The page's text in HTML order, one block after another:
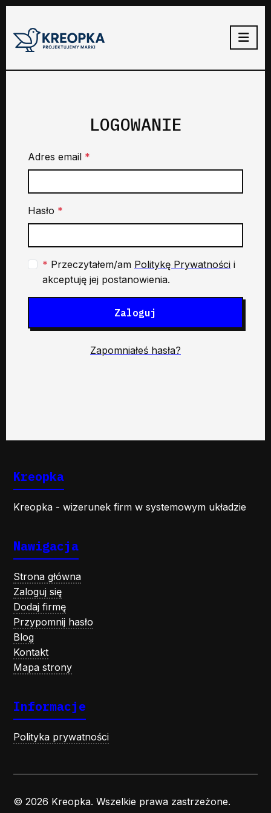
LOGOWANIE
Adres email *
Hasło *
* Przeczytałem/am Politykę Prywatności i
akceptuję jej postanowienia.
Zaloguj
Zapomniałeś hasła?
Kreopka
Kreopka - wizerunek firm w systemowym układzie
Nawigacja
Strona główna
Zaloguj się
Dodaj firmę
Przypomnij hasło
Blog
Kontakt
Mapa strony
Informacje
Polityka prywatności
© 2026 Kreopka. Wszelkie prawa zastrzeżone.